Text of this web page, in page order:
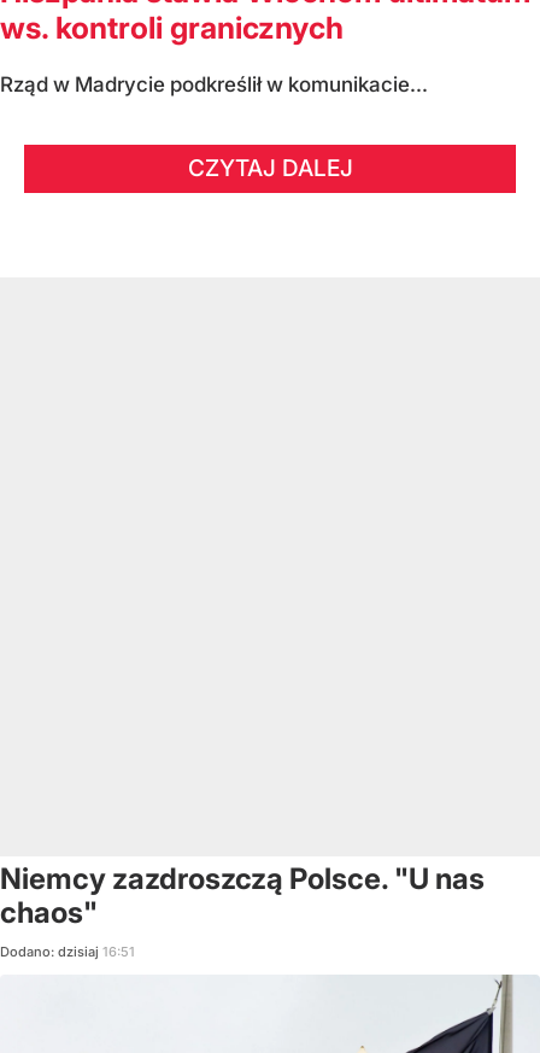
ws. kontroli granicznych
Rząd w Madrycie podkreślił w komunikacie...
CZYTAJ DALEJ
Niemcy zazdroszczą Polsce. "U nas
chaos"
Dodano: dzisiaj 16:51